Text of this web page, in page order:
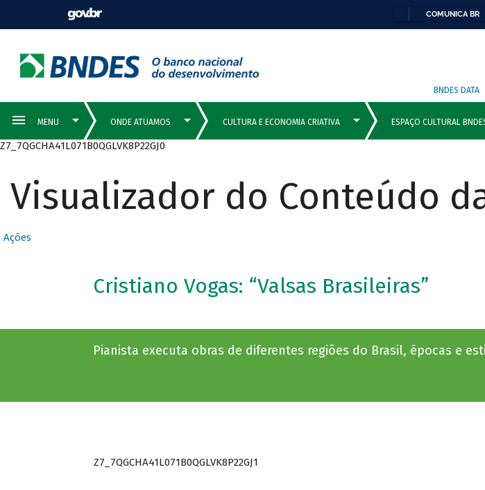
COMUNICA BR
BNDES DATA
Z7_7QGCHA41L071B0QGLVK8P22GJ0
Visualizador do Conteúdo
Ações
Cristiano Vogas: “Valsas Brasileiras”
Pianista executa obras de diferentes regiões do Brasil, épocas e
Z7_7QGCHA41L071B0QGLVK8P22GJ1